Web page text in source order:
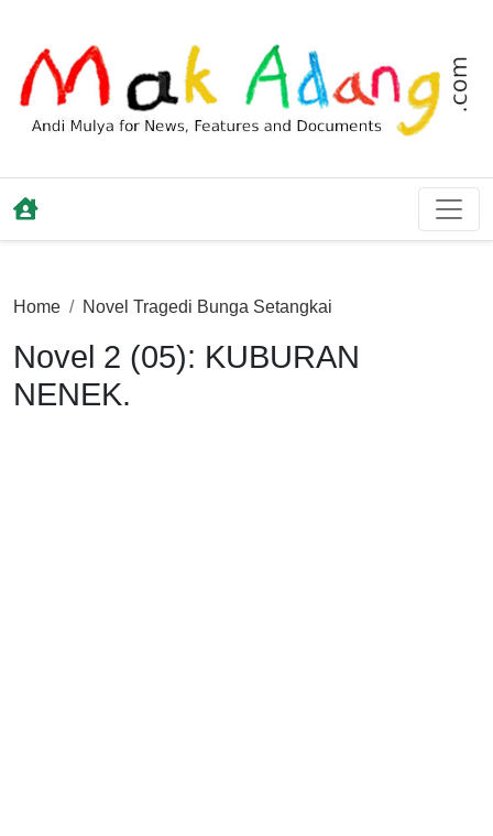
Home Novel Tragedi Bunga Setangkai
Novel 2 (05): KUBURAN
NENEK.